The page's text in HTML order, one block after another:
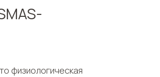
физиологическая